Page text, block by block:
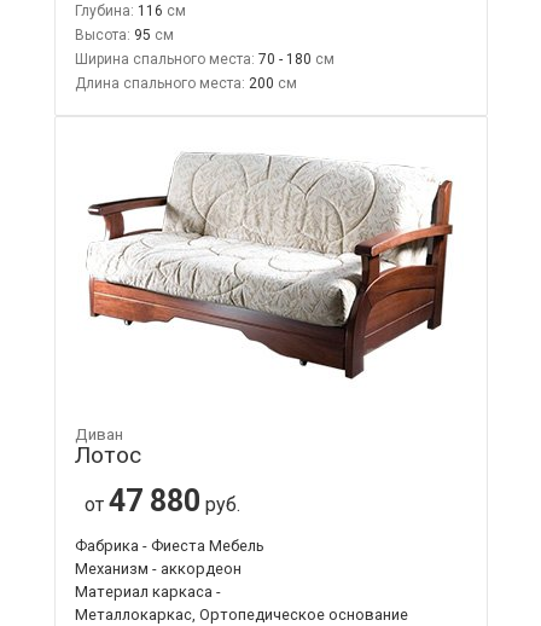
Глубина: 116
Высота: 95
Ширина спального места: 70 - 180
Длина спального места: 200
Диван
Лотос
от 47 880 руб.
Фабрика - Фиеста Мебель
Механизм - аккордеон
Материал каркаса -
Металлокаркас, Ортопедическое основание